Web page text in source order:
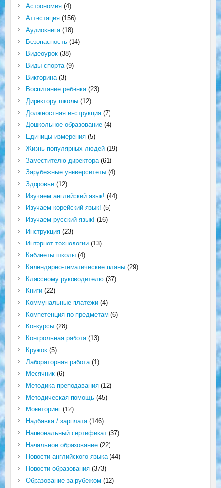
Астрономия(4)
Аттестация(156)
Аудиокнига(18)
Безопасность(14)
Видеоурок(38)
Виды спорта(9)
Викторина(3)
Воспитание ребёнка(23)
Директору школы(12)
Должностная инструкция(7)
Дошкольное образование(4)
Единицы измерения(5)
Жизнь популярных людей(19)
Заместителю директора(61)
Зарубежные университеты(4)
Здоровье(12)
Изучаем английский язык! (44)
Изучаем корейский язык! (5)
Изучаем русский язык! (16)
Инструкция(23)
Интернет технологии(13)
Кабинеты школы(4)
Календарно-тематические планы(29)
Классному руководителю(37)
Книги(22)
Коммунальные платежи(4)
Компетенция по предметам (6)
Конкурсы(28)
Контрольная работа(13)
Кружок(5)
Лабораторная работа(1)
Месячник(6)
Методика преподавания(12)
Методическая помощь(45)
Мониторинг(12)
Надбавка / зарплата(146)
Национальный сертификат(37)
Начальное образование(22)
Новости английского языка(44)
Новости образования(373)
Образование за рубежом (12)